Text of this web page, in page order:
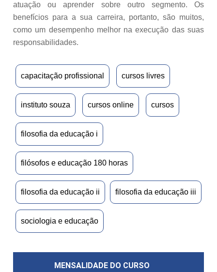
atuação ou aprender sobre outro segmento. Os
benefícios para a sua carreira, portanto, são muitos,
como um desempenho melhor na execução das suas
responsabilidades.
capacitação profissional cursos livres
instituto souza cursos online cursos
filosofia da educação i
filósofos e educação 180 horas
filosofia da educação ii filosofia da educação iii
sociologia e educação
MENSALIDADE DO CURSO